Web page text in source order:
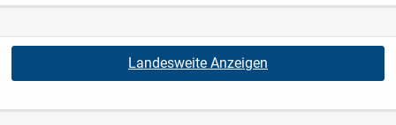
Landesweite Anzeigen